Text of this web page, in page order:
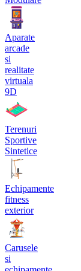
Aparate
arcade
si
realitate
virtuala
9D
Terenuri
Sportive
Sintetice
Echipamente
fitness
exterior
Carusele
si